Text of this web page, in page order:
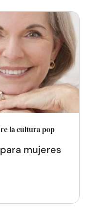
la cultura pop
mujeres